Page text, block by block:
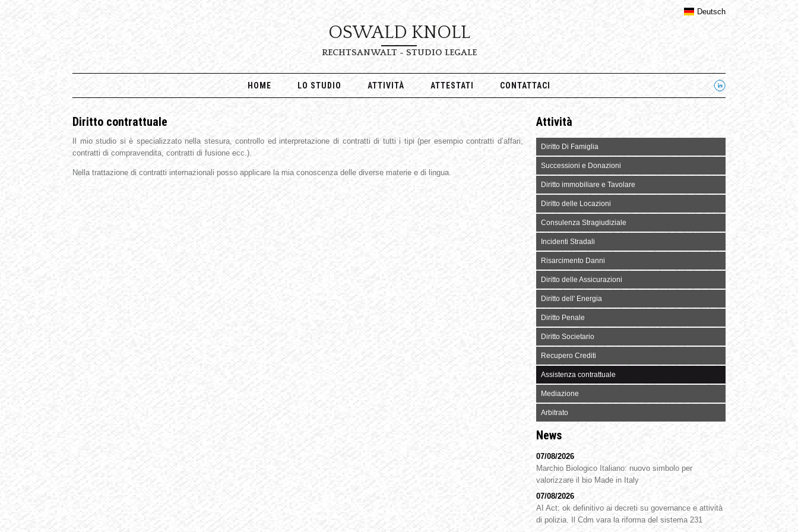
Deutsch
OSWALD KNOLL
RECHTSANWALT - STUDIO LEGALE
HOME LO STUDIO ATTIVITÀ ATTESTATI CONTATTACI
Diritto contrattuale
Il mio studio si è specializzato nella stesura, controllo ed interpretazione di contratti di tutti i tipi (per esempio contratti d’affari,
contratti di compravendita, contratti di fusione ecc.).
Nella trattazione di contratti internazionali posso applicare la mia conoscenza delle diverse materie e di lingua.
Attività
Diritto Di Famiglia
Successioni e Donazioni
Diritto immobiliare e Tavolare
Diritto delle Locazioni
Consulenza Stragiudiziale
Incidenti Stradali
Risarcimento Danni
Diritto delle Assicurazioni
Diritto dell' Energia
Diritto Penale
Diritto Societario
Recupero Crediti
Assistenza contrattuale
Mediazione
Arbitrato
News
07/08/2026
Marchio Biologico Italiano: nuovo simbolo per
valorizzare il bio Made in Italy
07/08/2026
AI Act: ok definitivo ai decreti su governance e attività
di polizia. Il Cdm vara la riforma del sistema 231